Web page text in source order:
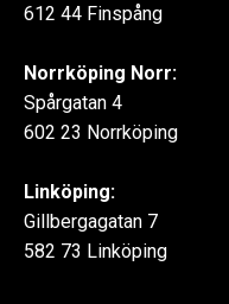
612 44 Finspång
Norrköping Norr:
Spårgatan 4
602 23 Norrköping
Linköping:
Gillbergagatan 7
582 73 Linköping